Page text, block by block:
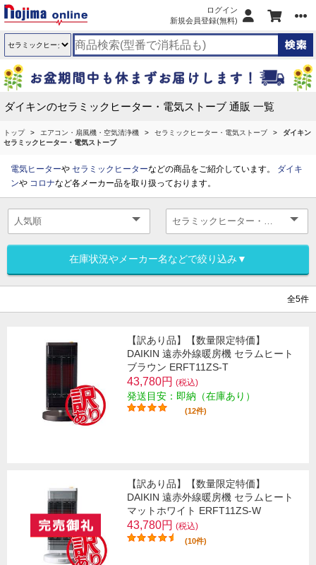
ログイン
新規会員登録(無料)
ダイキンのセラミックヒーター・電気ストーブ 通販 一覧
トップ エアコン・扇風機・空気清浄機 セラミックヒーター・電気ストーブ
ダイキン
セラミックヒーター・電気ストーブ
電気ヒーターや セラミックヒーターなどの商品をご紹介しています。 ダイキ
ンや コロナなど各メーカー品を取り扱っております。
在庫状況やメーカー名などで絞り込み▼
全5件
【訳あり品】【数量限定特価】
DAIKIN 遠赤外線暖房機 セラムヒート
ブラウン ERFT11ZS-T
43,780円 (税込)
発送目安：即納（在庫あり）
(12件)
【訳あり品】【数量限定特価】
DAIKIN 遠赤外線暖房機 セラムヒート
マットホワイト ERFT11ZS-W
43,780円 (税込)
(10件)